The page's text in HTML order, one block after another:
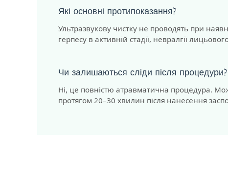
Які основні протипоказання?
Ультразвукову чистку не проводять при
герпесу в активній стадії, невралгії
Чи залишаються сліди після процедури?
Ні, це повністю атравматична процедура.
протягом 20–30 хвилин після нанесення